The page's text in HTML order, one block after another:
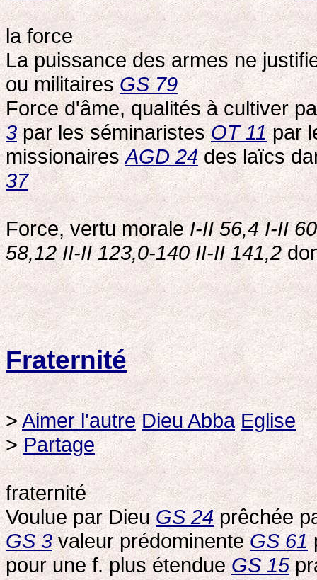
la force
La puissance des armes ne
ou militairesGS 79
Force d'âme, qualités à cultiver
3par les séminaristesOT 11par
missionairesAGD 24des laïcs
37
Force, vertu moraleI-II 56,4 I-II
58,12 II-II 123,0-140 II-II 141,2
Fraternité
>Aimer l'autre Dieu Abba Eglise
>Partage
fraternité
Voulue par DieuGS 24prêchée
GS 3valeur prédominenteGS 61
pour une f. plus étendueGS 15